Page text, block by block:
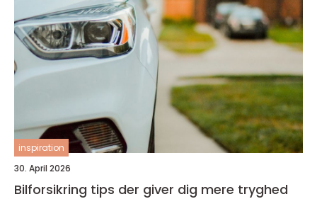
inspiration
30. April 2026
Bilforsikring tips der giver dig mere tryghed